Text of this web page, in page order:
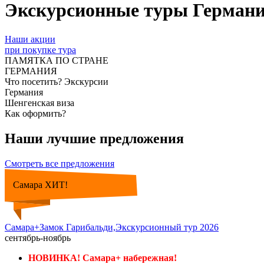
Экскурсионные туры
Наши акции
при покупке тура
ПАМЯТКА ПО СТРАНЕ
ГЕРМАНИЯ
Что посетить? Экскурсии
Германия
Шенгенская виза
Как оформить?
Наши лучшие предложения
Смотреть все предложения
Самара ХИТ!
Самара+Замок Гарибальди,Экскурсионный тур 2026
сентябрь-ноябрь
НОВИНКА! Самара+ набережная!